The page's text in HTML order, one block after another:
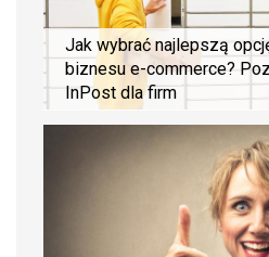
Jak wybrać najlepszą
biznesu e-commerce?
InPost dla firm